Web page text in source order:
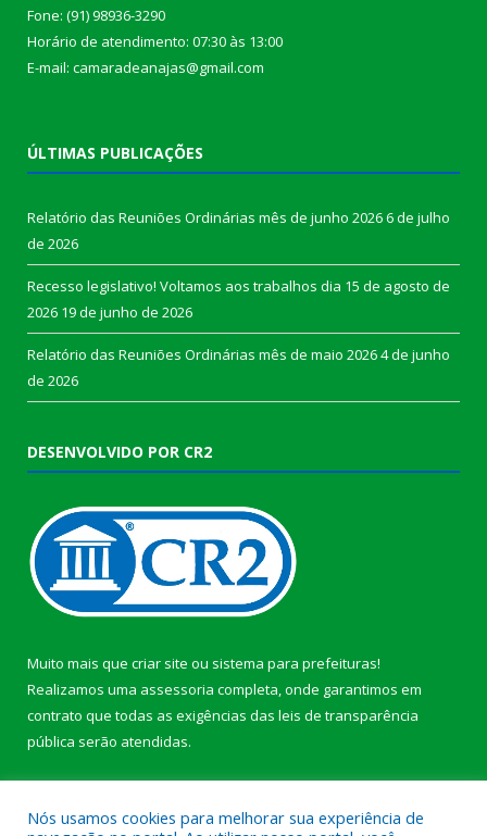
Fone: (91) 98936-3290
Horário de atendimento: 07:30 às 13:00
E-mail: camaradeanajas@gmail.com
ÚLTIMAS PUBLICAÇÕES
Relatório das Reuniões Ordinárias mês de junho 20266 de julho
de 2026
Recesso legislativo! Voltamos aos trabalhos dia 15 de agosto de
2026 19 de junho de 2026
Relatório das Reuniões Ordinárias mês de maio 20264 de junho
de 2026
DESENVOLVIDO POR CR2
Muito mais que criar site ou sistema para prefeituras!
Realizamos uma assessoria completa, onde garantimos em
contrato que todas as exigências das leis de transparência
pública serão atendidas.
Nós usamos cookies para melhorar sua experiência de